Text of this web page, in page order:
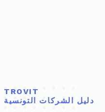
TROVIT
دليل الشركات التونسية